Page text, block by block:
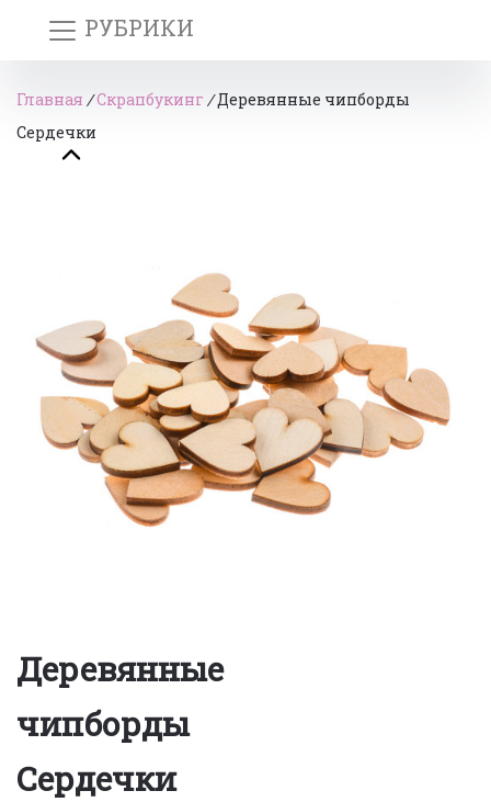
РУБРИКИ
Главная /Скрапбукинг /Деревянные чипборды
Сердечки
Деревянные
чипборды
Сердечки